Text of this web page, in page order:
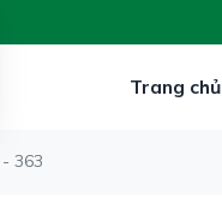
Trang chủ
363